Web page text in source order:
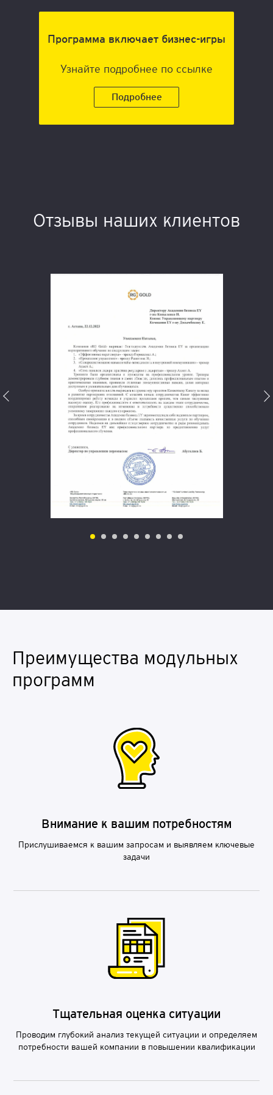
Подробнее
Узнайте подробнее по ссылке
Программа включает бизнес-игры
Отзывы наших клиентов
Преимущества модульных
программ
Внимание к вашим потребностям
Прислушиваемся к вашим запросам и выявляем ключевые
задачи
Тщательная оценка ситуации
Проводим глубокий анализ текущей ситуации и определяем
потребности вашей компании в повышении квалификации